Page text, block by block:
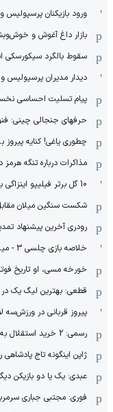
ورود بازیکنان پرسپولیس
بازار داغ آغوش و
سقوط بالگرد سیکورسکی اس-۶۴
دیدار مدیران پرسپولیس
پیام تسلیت احساسی
حرفهای جنجالی چینی:
چطوری یاغی! کنایه
مذاکرات درباره تنگه
10 گل برتر فیلیپو اینزاگی با پیراهن یوونتوس
شکست سنگین میلان
رودری آخرین پیشنهاد
خلاصه بازی چلسی 3 - میلان 0
خورخه مسی، او تاریخ
قطعی: بهترین لیگ یک
پیروز قربانی در ورزش‌سه
رسمی: 2 خرید استقلال به آلومینیوم رفتند(عکس)
ژاپن اینگونه تاج پادشاهی
عبدی: یک یا دو بازیکن
فوری: مجتبی جباری